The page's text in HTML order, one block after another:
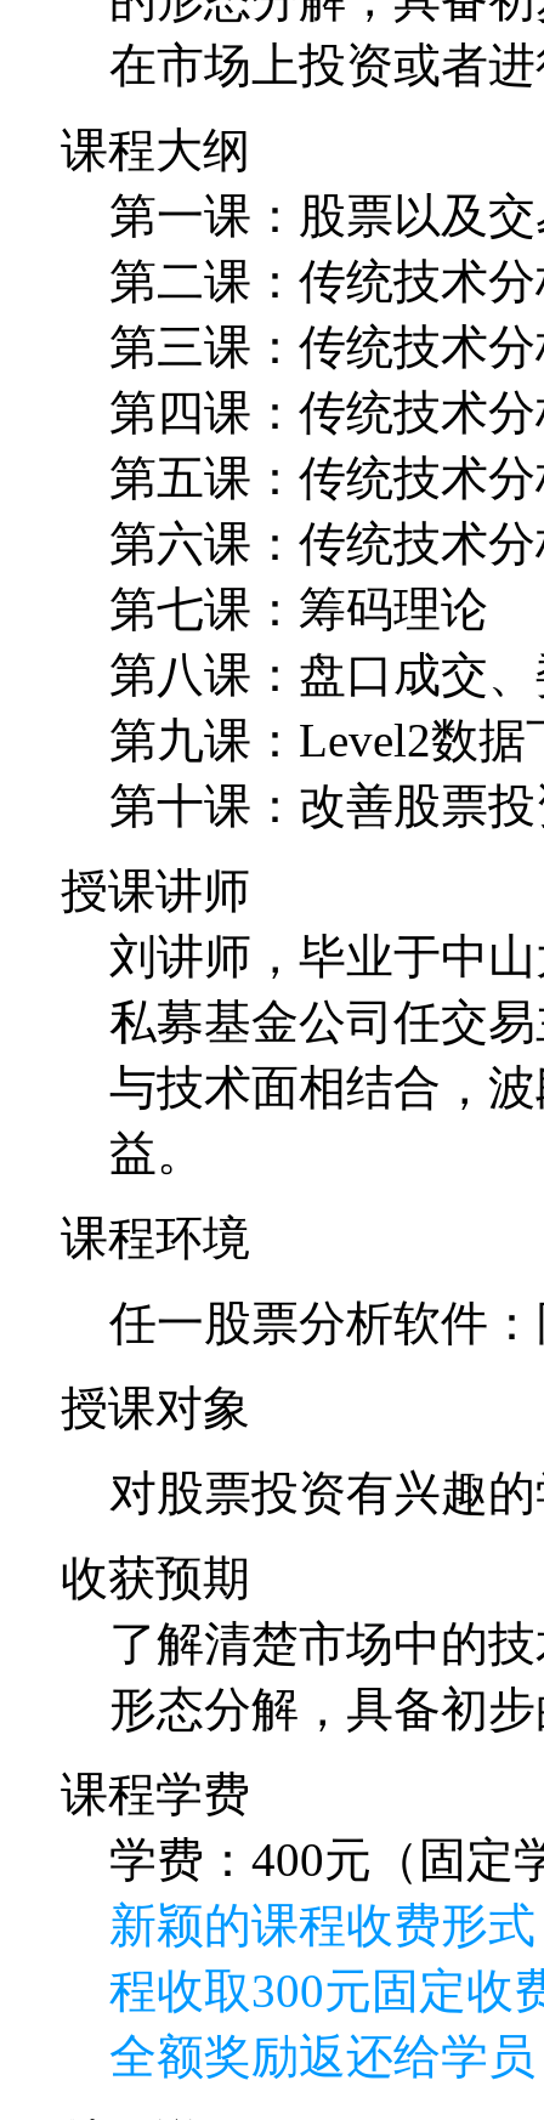
在市场上投资或者
课程大纲
第一课：股票以及
第二课：传统技术
第三课：传统技术
第四课：传统技术
第五课：传统技术
第六课：传统技术
第七课：筹码理论
第八课：盘口成交
第九课：Level2数
第十课：改善股票
授课讲师
刘讲师，毕业于中
私募基金公司任交
与技术面相结合，
益。
课程环境
任一股票分析软件
授课对象
对股票投资有兴趣
收获预期
了解清楚市场中的
形态分解，具备初
课程学费
学费：400元（固定
新颖的课程收费形
程收取300元固定收
全额奖励返还给学